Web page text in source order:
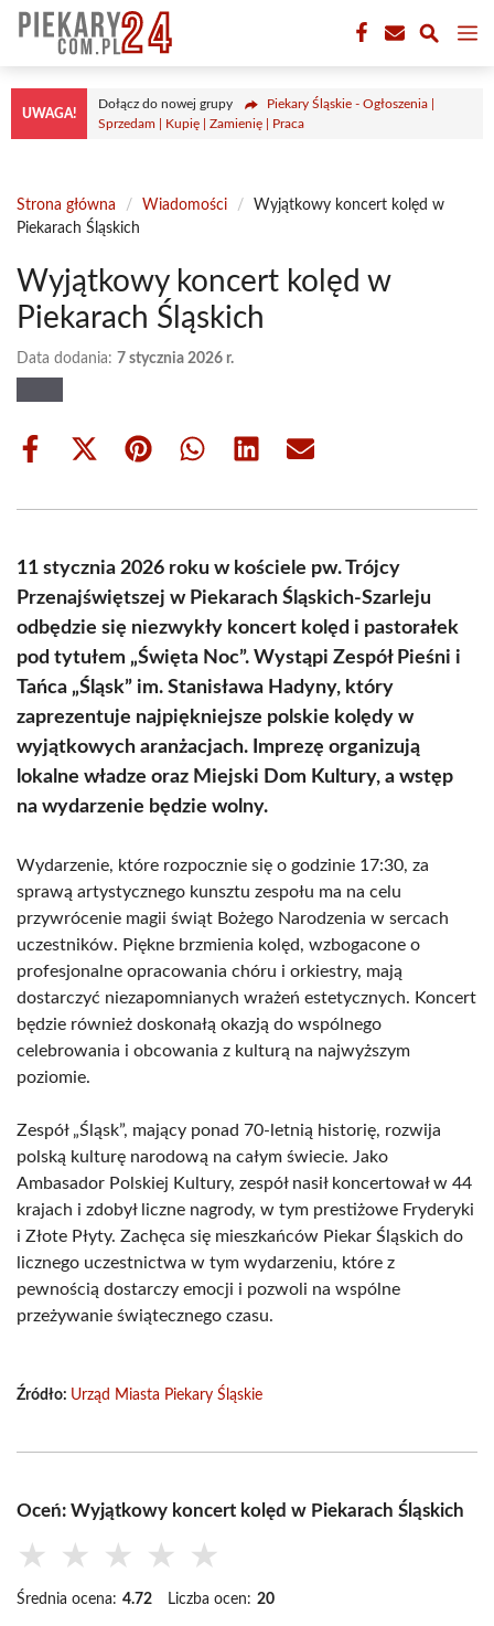
Przejdź
treści
UWAGA!
Dołącz do nowej grupy
Piekary Śląskie - Ogłoszenia |
Sprzedam | Kupię | Zamienię | Praca
Strona główna / Wiadomości /
Wyjątkowy koncert kolęd w
Piekarach Śląskich
Wyjątkowy koncert kolęd w
Piekarach Śląskich
Data dodania: 7 stycznia 2026 r.
Share
Share
(Twitter)
Share Share Share Share
11 stycznia 2026 roku w kościele pw. Trójcy
Przenajświętszej w Piekarach Śląskich-Szarleju
odbędzie się niezwykły koncert kolęd i pastorałek
pod tytułem „Święta Noc”. Wystąpi Zespół Pieśni i
Tańca „Śląsk” im. Stanisława Hadyny, który
zaprezentuje najpiękniejsze polskie kolędy w
wyjątkowych aranżacjach. Imprezę organizują
lokalne władze oraz Miejski Dom Kultury, a wstęp
na wydarzenie będzie wolny.
Wydarzenie, które rozpocznie się o godzinie 17:30, za
sprawą artystycznego kunsztu zespołu ma na celu
przywrócenie magii świąt Bożego Narodzenia w sercach
uczestników. Piękne brzmienia kolęd, wzbogacone o
profesjonalne opracowania chóru i orkiestry, mają
dostarczyć niezapomnianych wrażeń estetycznych. Koncert
będzie również doskonałą okazją do wspólnego
celebrowania i obcowania z kulturą na najwyższym
poziomie.
Zespół „Śląsk”, mający ponad 70-letnią historię, rozwija
polską kulturę narodową na całym świecie. Jako
Ambasador Polskiej Kultury, zespół nasił koncertował w 44
krajach i zdobył liczne nagrody, w tym prestiżowe Fryderyki
i Złote Płyty. Zachęca się mieszkańców Piekar Śląskich do
licznego uczestnictwa w tym wydarzeniu, które z
pewnością dostarczy emocji i pozwoli na wspólne
przeżywanie świątecznego czasu.
Źródło: Urząd Miasta Piekary Śląskie
Oceń: Wyjątkowy koncert kolęd w Piekarach Śląskich
★ ★ ★ ★ ★
Średnia ocena: 4.72 Liczba ocen: 20